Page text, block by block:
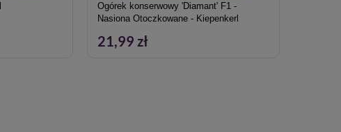
Ogórek konserwowy 'Diamant' F1 -
Nasiona Otoczkowane - Kiepenkerl
21,99 zł